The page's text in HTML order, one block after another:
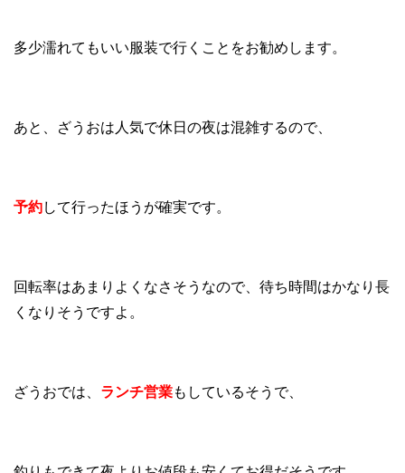
多少濡れてもいい服装で行くことをお勧めします。
あと、ざうおは人気で休日の夜は混雑するので、
予約して行ったほうが確実です。
回転率はあまりよくなさそうなので、待ち時間はかなり長
くなりそうですよ。
ざうおでは、 ランチ営業もしているそうで、